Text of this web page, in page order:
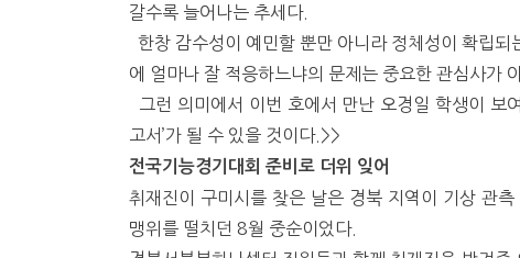
갈수록 늘어나는 추세다.
한창 감수성이 예민할 뿐만 아니라 정체성이 확립
에 얼마나 잘 적응하느냐의 문제는 중요한 관심사가
그런 의미에서 이번 호에서 만난 오경일 학생이 보
고서’가 될 수 있을 것이다.>>
전국기능경기대회 준비로 더위 잊어
취재진이 구미시를 찾은 날은 경북 지역이 기상 관
맹위를 떨치던 8월 중순이었다.